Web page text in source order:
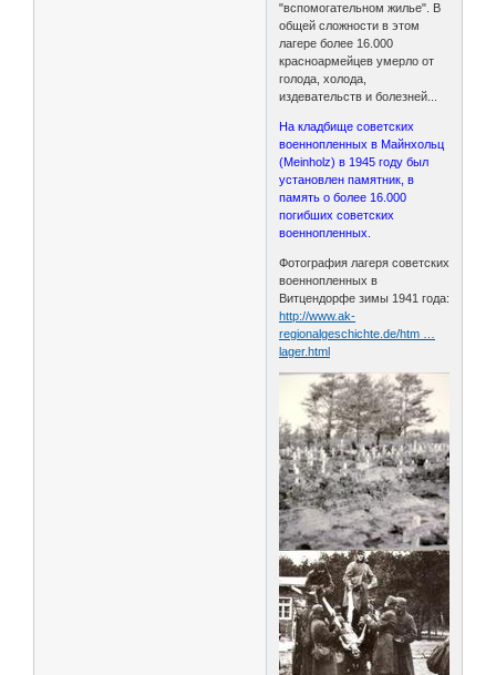
"вспомогательном жилье". В
общей сложности в этом
лагере более 16.000
красноармейцев умерло от
голода, холода,
издевательств и болезней...
На кладбище советских
военнопленных в Майнхольц
(Meinholz) в 1945 году был
установлен памятник, в
память о более 16.000
погибших советских
военнопленных.
Фотография лагеря советских
военнопленных в
Витцендорфе зимы 1941 года:
http://www.ak-
regionalgeschichte.de/htm …
lager.html